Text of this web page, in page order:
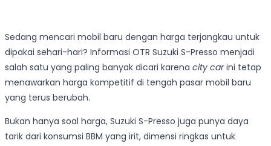
Sedang mencari mobil baru dengan harga terjangkau untuk
dipakai sehari-hari? Informasi OTR Suzuki S-Presso menjadi
salah satu yang paling banyak dicari karena city carini tetap
menawarkan harga kompetitif di tengah pasar mobil baru
yang terus berubah.
Bukan hanya soal harga, Suzuki S-Presso juga punya daya
tarik dari konsumsi BBM yang irit, dimensi ringkas untuk